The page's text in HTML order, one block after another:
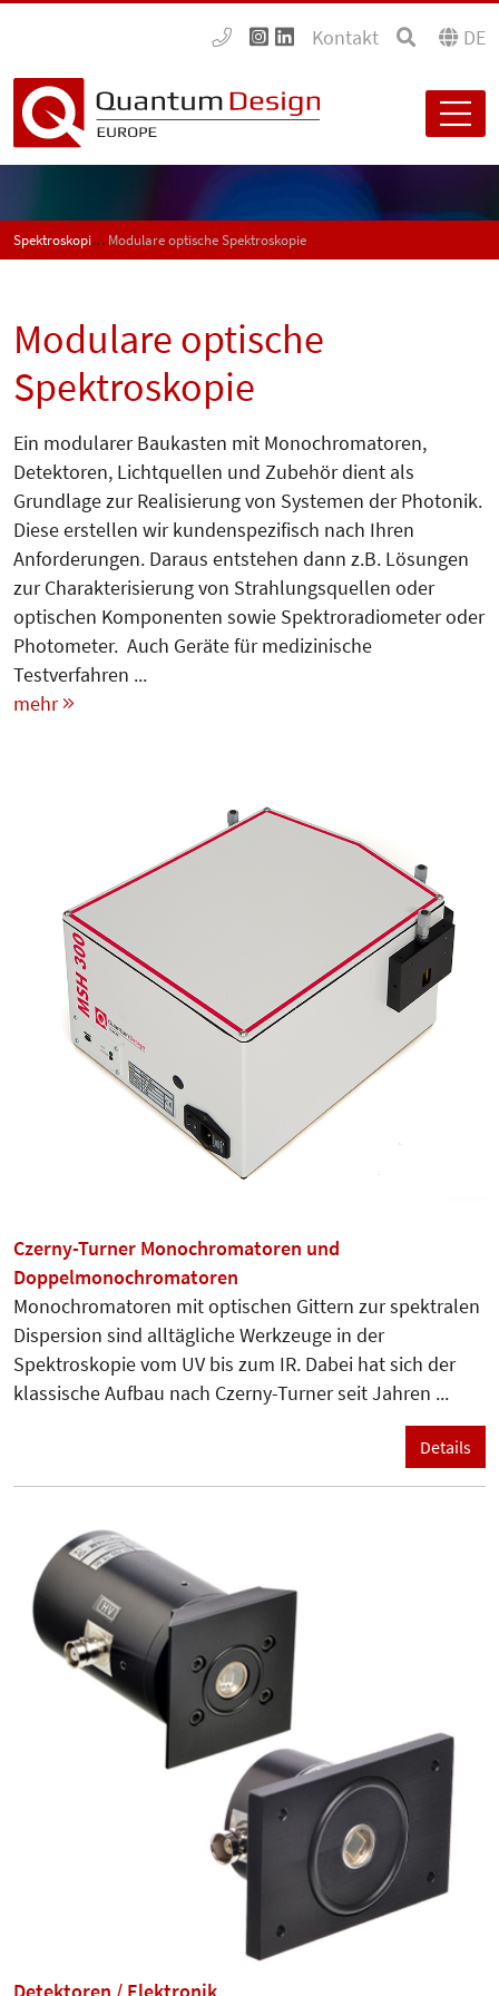
Kontakt DE
Spektroskopie Modulare optische Spektroskopie
Modulare optische
Spektroskopie
Ein modularer Baukasten mit Monochromatoren,
Detektoren, Lichtquellen und Zubehör dient als
Grundlage zur Realisierung von Systemen der Photonik.
Diese erstellen wir kundenspezifisch nach Ihren
Anforderungen. Daraus entstehen dann z.B. Lösungen
zur Charakterisierung von Strahlungsquellen oder
optischen Komponenten sowie Spektroradiometer oder
Photometer. Auch Geräte für medizinische
Testverfahren ...
mehr
Czerny-Turner Monochromatoren und
Doppelmonochromatoren
Monochromatoren mit optischen Gittern zur spektralen
Dispersion sind alltägliche Werkzeuge in der
Spektroskopie vom UV bis zum IR. Dabei hat sich der
klassische Aufbau nach Czerny-Turner seit Jahren ...
Details